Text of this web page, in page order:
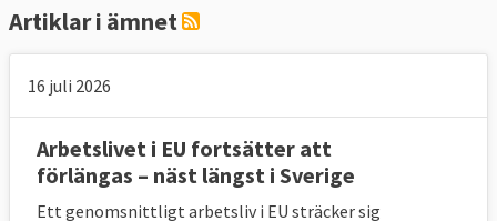
Ja, ett kollektivavtal mellan parterna kan
under vissa omständigheter bli EU-lag.
Artiklar i ämnet
16 juli 2026
Arbetslivet i EU fortsätter att
förlängas – näst längst i Sverige
Ett genomsnittligt arbetsliv i EU sträcker sig